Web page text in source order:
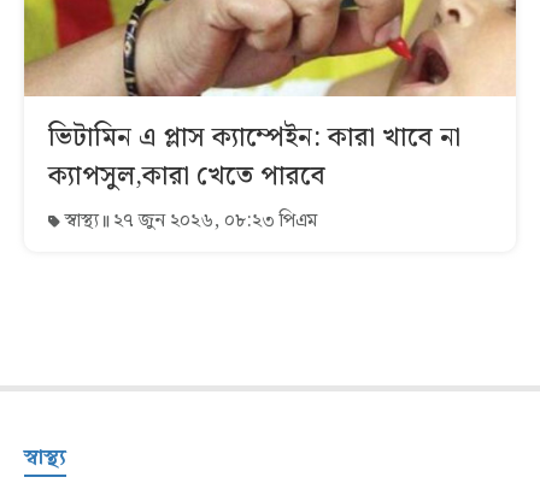
ভিটামিন এ প্লাস ক্যাম্পেইন: কারা খাবে না
ক্যাপসুল,কারা খেতে পারবে
স্বাস্থ্য ২৭ জুন ২০২৬, ০৮:২৩ পিএম
স্বাস্থ্য